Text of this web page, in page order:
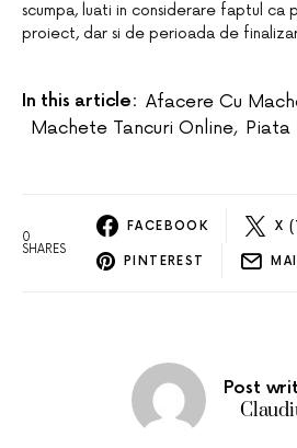
scumpa, luati in considerare faptul ca
proiect, dar si de perioada de
In this article: Afacere Cu
Machete Tancuri Online, Piata
0
SHARES
FACEBOOK X
PINTEREST
Post